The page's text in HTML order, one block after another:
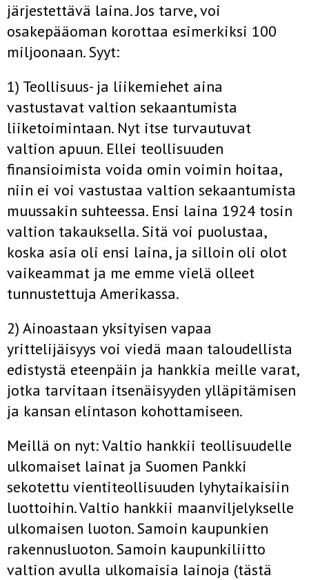
järjestettävä laina. Jos tarve, voi
osakepääoman korottaa esimerkiksi 100
miljoonaan. Syyt:
1) Teollisuus- ja liikemiehet aina
vastustavat valtion sekaantumista
liiketoimintaan. Nyt itse turvautuvat
valtion apuun. Ellei teollisuuden
finansioimista voida omin voimin hoitaa,
niin ei voi vastustaa valtion sekaantumista
muussakin suhteessa. Ensi laina 1924 tosin
valtion takauksella. Sitä voi puolustaa,
koska asia oli ensi laina, ja silloin oli olot
vaikeammat ja me emme vielä olleet
tunnustettuja Amerikassa.
2) Ainoastaan yksityisen vapaa
yrittelijäisyys voi viedä maan taloudellista
edistystä eteenpäin ja hankkia meille varat,
jotka tarvitaan itsenäisyyden ylläpitämisen
ja kansan elintason kohottamiseen.
Meillä on nyt: Valtio hankkii teollisuudelle
ulkomaiset lainat ja Suomen Pankki
sekotettu vientiteollisuuden lyhytaikaisiin
luottoihin. Valtio hankkii maanviljelykselle
ulkomaisen luoton. Samoin kaupunkien
rakennusluoton. Samoin kaupunkiliitto
valtion avulla ulkomaisia lainoja (tästä